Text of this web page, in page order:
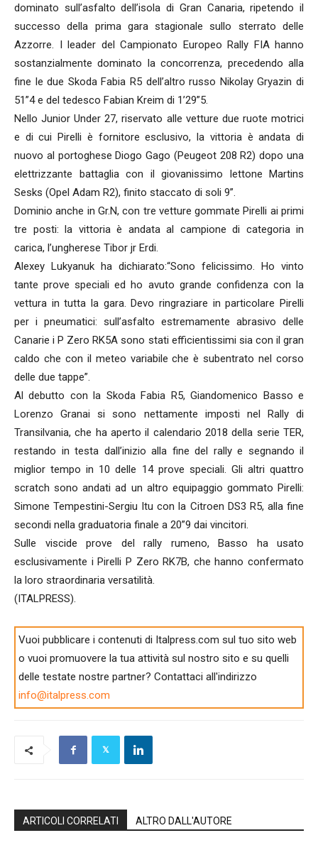
dominato sull’asfalto dell’isola di Gran Canaria, ripetendo il
successo della prima gara stagionale sullo sterrato delle
Azzorre. I leader del Campionato Europeo Rally FIA hanno
sostanzialmente dominato la concorrenza, precedendo alla
fine le due Skoda Fabia R5 dell’altro russo Nikolay Gryazin di
51”4 e del tedesco Fabian Kreim di 1’29”5.
Nello Junior Under 27, riservato alle vetture due ruote motrici
e di cui Pirelli è fornitore esclusivo, la vittoria è andata di
nuovo al portoghese Diogo Gago (Peugeot 208 R2) dopo una
elettrizzante battaglia con il giovanissimo lettone Martins
Sesks (Opel Adam R2), finito staccato di soli 9”.
Dominio anche in Gr.N, con tre vetture gommate Pirelli ai primi
tre posti: la vittoria è andata al campione di categoria in
carica, l’ungherese Tibor jr Erdi.
Alexey Lukyanuk ha dichiarato:“Sono felicissimo. Ho vinto
tante prove speciali ed ho avuto grande confidenza con la
vettura in tutta la gara. Devo ringraziare in particolare Pirelli
per i pneumatici: sull’asfalto estremamente abrasivo delle
Canarie i P Zero RK5A sono stati efficientissimi sia con il gran
caldo che con il meteo variabile che è subentrato nel corso
delle due tappe”.
Al debutto con la Skoda Fabia R5, Giandomenico Basso e
Lorenzo Granai si sono nettamente imposti nel Rally di
Transilvania, che ha aperto il calendario 2018 della serie TER,
restando in testa dall’inizio alla fine del rally e segnando il
miglior tempo in 10 delle 14 prove speciali. Gli altri quattro
scratch sono andati ad un altro equipaggio gommato Pirelli:
Simone Tempestini-Sergiu Itu con la Citroen DS3 R5, alla fine
secondi nella graduatoria finale a 20”9 dai vincitori.
Sulle viscide prove del rally rumeno, Basso ha usato
esclusivamente i Pirelli P Zero RK7B, che hanno confermato
la loro straordinaria versatilità.
(ITALPRESS).
Vuoi pubblicare i contenuti di Italpress.com sul tuo sito web
o vuoi promuovere la tua attività sul nostro sito e su quelli
delle testate nostre partner? Contattaci all'indirizzo
info@italpress.com
ARTICOLI CORRELATI ALTRO DALL'AUTORE